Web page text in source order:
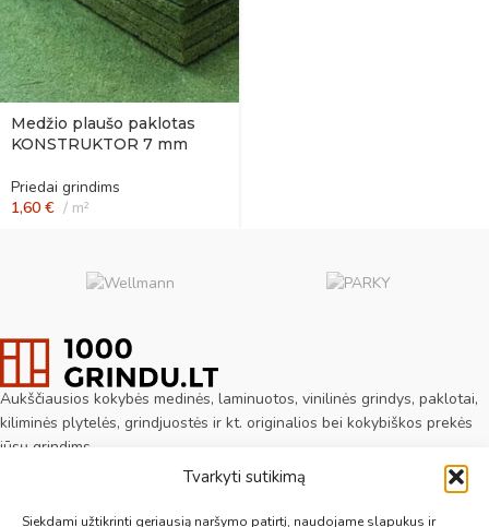
Tvarkyti sutikimą
Siekdami užtikrinti geriausią naršymo patirtį, naudojame slapukus ir
Medžio plaušo paklotas
KONSTRUKTOR 7 mm
Priedai grindims
1,60 € m²
Aukščiausios kokybės medinės, laminuotos, vinilinės grindys, paklotai,
kiliminės plytelės, grindjuostės ir kt. originalios bei kokybiškos prekės
jūsų grindims.
Vilnius, Kaunas, Klaipėda, Kėdainiai, Panevėžys, Šiauliai, Utena